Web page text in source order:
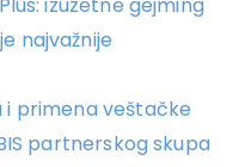
izuzetne gejming
najvažnije
primena veštačke
partnerskog skupa